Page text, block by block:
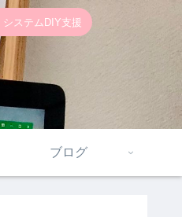
ステムDIY支援
ブログ